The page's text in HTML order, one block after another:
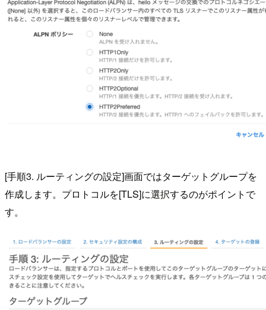
[手順3. ルーティングの設定]画面ではターゲットグループを
作成します。プロトコルを[TLS]に選択するのがポイントで
す。